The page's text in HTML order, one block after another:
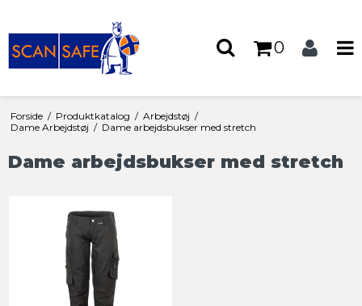
0
Forside / Produktkatalog / Arbejdstøj /
Dame Arbejdstøj / Dame arbejdsbukser med stretch
Dame arbejdsbukser med stretch